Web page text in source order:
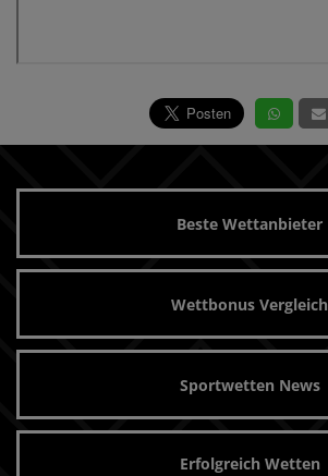
Beste Wettanbieter
Wettbonus Vergleich
Sportwetten News
Erfolgreich Wetten